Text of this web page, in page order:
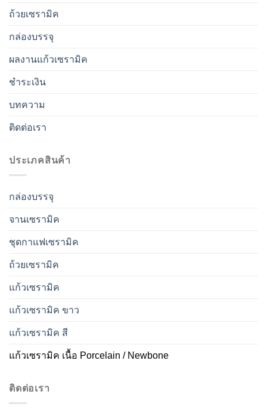
ถ้วยเซรามิค
กล่องบรรจุ
ผลงานแก้วเซรามิค
ชำระเงิน
บทความ
ติดต่อเรา
ประเภคสินค้า
กล่องบรรจุ
จานเซรามิค
ชุดกาแฟเซรามิค
ถ้วยเซรามิค
แก้วเซรามิค
แก้วเซรามิค ขาว
แก้วเซรามิค สี
แก้วเซรามิค เนื้อ Porcelain / Newbone
ติดต่อเรา